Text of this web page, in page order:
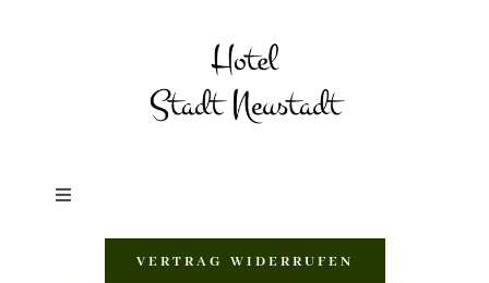
Toggle
VERTRAG WIDERRUFEN